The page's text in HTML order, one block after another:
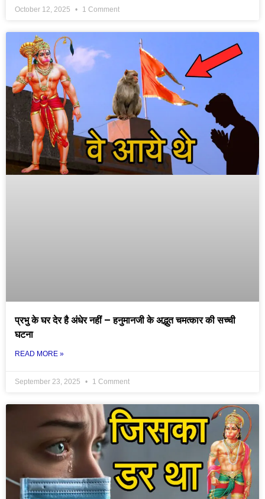
October 12, 2025 1 Comment
प्रभु के घर देर है अंधेर नहीं – हनुमानजी के अद्भुत चमत्कार की सच्ची
घटना
READ MORE »
September 23, 2025 1 Comment